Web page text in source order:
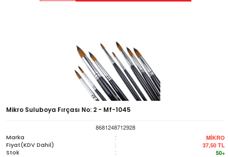
Mikro Suluboya Fırçası No: 2 - Mf-1045
8681248712928
Marka
: MİKRO
Fiyat(KDV Dahil) : 37,50 TL
Stok : 50+